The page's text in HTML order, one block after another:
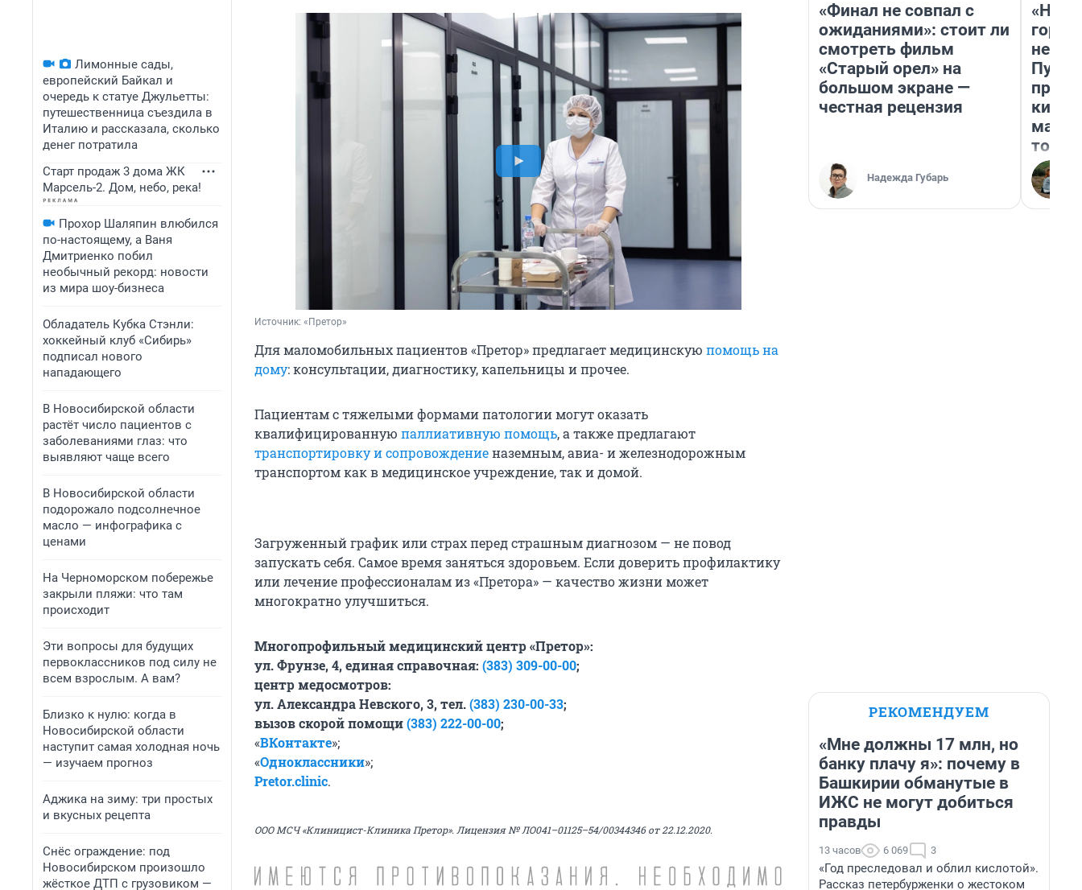
Лимонные сады,
европейский Байкал и
очередь к статуе Джульетты:
путешественница съездила в
Италию и рассказала, сколько
денег потратила
Старт продаж 3 дома ЖК
Марсель-2. Дом, небо, река!
Прохор Шаляпин влюбился
по-настоящему, а Ваня
Дмитриенко побил
необычный рекорд: новости
из мира шоу-бизнеса
Обладатель Кубка Стэнли:
хоккейный клуб «Сибирь»
подписал нового
нападающего
В Новосибирской области
растёт число пациентов с
заболеваниями глаз: что
выявляют чаще всего
В Новосибирской области
подорожало подсолнечное
масло — инфографика с
ценами
На Черноморском побережье
закрыли пляжи: что там
происходит
Эти вопросы для будущих
первоклассников под силу не
всем взрослым. А вам?
Близко к нулю: когда в
Новосибирской области
наступит самая холодная ночь
— изучаем прогноз
Аджика на зиму: три простых
и вкусных рецепта
Снёс ограждение: под
Новосибирском произошло
жёсткое ДТП с грузовиком —
Источник: «Претор»
Для маломобильных пациентов «Претор» предлагает медицинскую помощь на
дому: консультации, диагностику, капельницы и прочее.
Пациентам с тяжелыми формами патологии могут оказать
квалифицированную паллиативную помощь, а также предлагают
транспортировку и сопровождениеназемным, авиа- и железнодорожным
транспортом как в медицинское учреждение, так и домой.
Загруженный график или страх перед страшным диагнозом — не повод
запускать себя. Самое время заняться здоровьем. Если доверить профилактику
или лечение профессионалам из «Претора» — качество жизни может
многократно улучшиться.
Многопрофильный медицинский центр «Претор»:
ул. Фрунзе, 4, единая справочная: (383) 309-00-00;
центр медосмотров:
ул. Александра Невского, 3, тел.(383) 230-00-33;
вызов скорой помощи(383) 222-00-00;
«ВКонтакте»;
«Одноклассники»;
Pretor.clinic.
ООО МСЧ «Клиницист-Клиника Претор». Лицензия № ЛО041–01125–54/00344346 от 22.12.2020.
«Финал не совпал с
ожиданиями»: стоит ли
смотреть фильм
«Старый орел» на
большом экране —
честная рецензия
Надежда Губарь
«Нет
того
РЕКОМЕНДУЕМ
«Мне должны 17 млн, но
банку плачу я»: почему в
Башкирии обманутые в
ИЖС не могут добиться
правды
13 часов 6 069 3
«Год преследовал и облил кислотой».
Рассказ петербурженки о жестоком